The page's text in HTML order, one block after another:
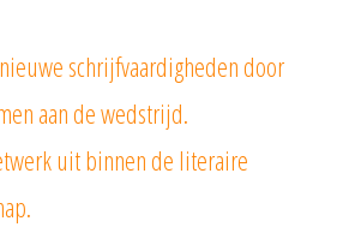
schrijfvaardigheden door
aan de wedstrijd.
uit binnen de literaire